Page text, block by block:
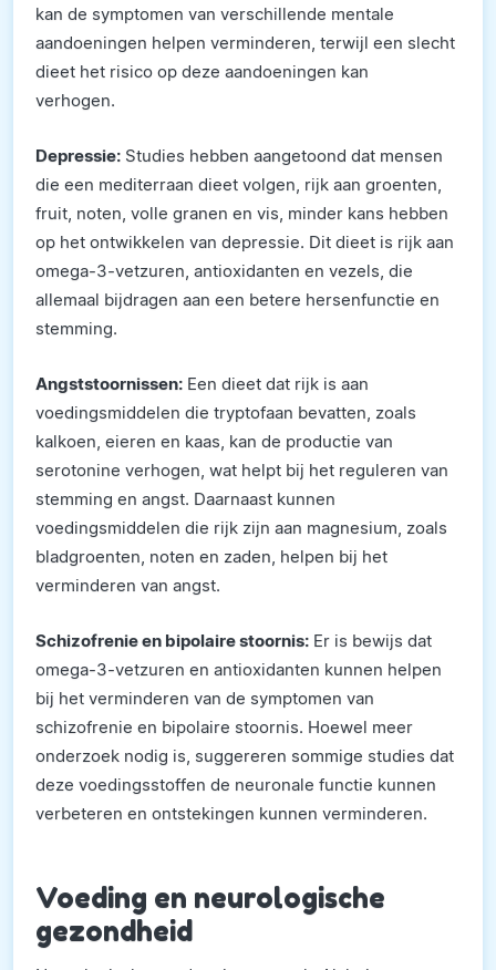
kan de symptomen van verschillende mentale
aandoeningen helpen verminderen, terwijl een slecht
dieet het risico op deze aandoeningen kan
verhogen.
Depressie: Studies hebben aangetoond dat mensen
die een mediterraan dieet volgen, rijk aan groenten,
fruit, noten, volle granen en vis, minder kans hebben
op het ontwikkelen van depressie. Dit dieet is rijk aan
omega-3-vetzuren, antioxidanten en vezels, die
allemaal bijdragen aan een betere hersenfunctie en
stemming.
Angststoornissen: Een dieet dat rijk is aan
voedingsmiddelen die tryptofaan bevatten, zoals
kalkoen, eieren en kaas, kan de productie van
serotonine verhogen, wat helpt bij het reguleren van
stemming en angst. Daarnaast kunnen
voedingsmiddelen die rijk zijn aan magnesium, zoals
bladgroenten, noten en zaden, helpen bij het
verminderen van angst.
Schizofrenie en bipolaire stoornis: Er is bewijs dat
omega-3-vetzuren en antioxidanten kunnen helpen
bij het verminderen van de symptomen van
schizofrenie en bipolaire stoornis. Hoewel meer
onderzoek nodig is, suggereren sommige studies dat
deze voedingsstoffen de neuronale functie kunnen
verbeteren en ontstekingen kunnen verminderen.
Voeding en neurologische
gezondheid